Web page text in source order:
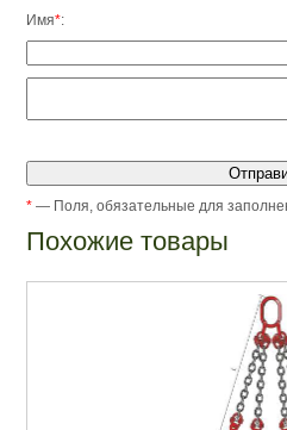
Имя*:
* — Поля, обязательные для
Похожие товары